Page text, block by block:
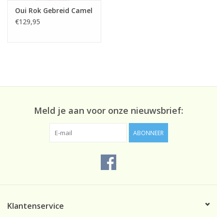
Oui Rok Gebreid Camel
€129,95
Meld je aan voor onze nieuwsbrief:
ABONNEER
Klantenservice